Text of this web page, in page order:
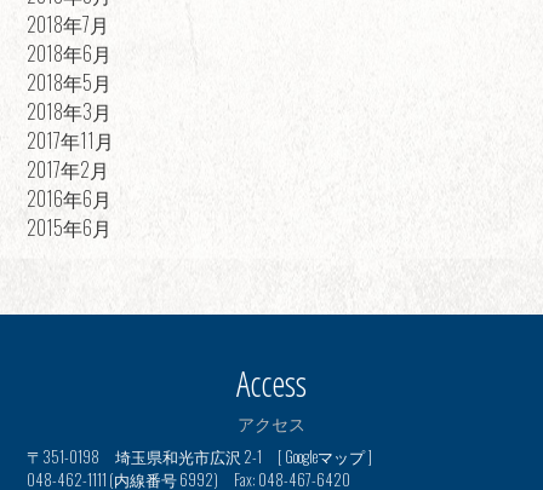
2018年7月
2018年6月
2018年5月
2018年3月
2017年11月
2017年2月
2016年6月
2015年6月
Access
アクセス
〒351-0198 埼玉県和光市広沢 2-1 [ Googleマップ]
048-462-1111 (内線番号 6992) Fax: 048-467-6420